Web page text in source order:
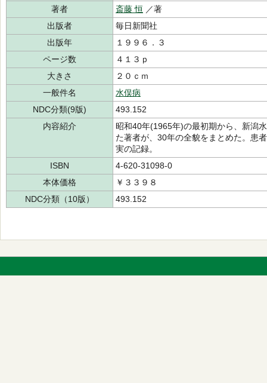
著者
斎藤 恒 ／著
出版者
毎日新聞社
出版年
１９９６．３
ページ数
４１３ｐ
大きさ
２０ｃｍ
一般件名
水俣病
NDC分類(9版)
493.152
内容紹介
昭和40年(1965年)の最初期から、新潟
た著者が、30年の全貌をまとめた。患
実の記録。
ISBN
4-620-31098-0
本体価格
￥３３９８
NDC分類（10版）
493.152